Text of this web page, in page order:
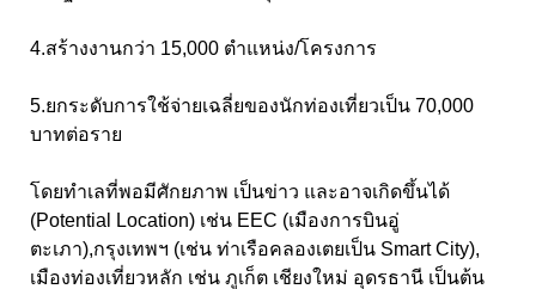
4.สร้างงานกว่า 15,000 ตำแหน่ง/โครงการ
5.ยกระดับการใช้จ่ายเฉลี่ยของนักท่องเที่ยวเป็น 70,000
บาทต่อราย
โดยทำเลที่พอมีศักยภาพ เป็นข่าว และอาจเกิดขึ้นได้
(Potential Location) เช่น EEC (เมืองการบินอู่
ตะเภา),กรุงเทพฯ (เช่น ท่าเรือคลองเตยเป็น Smart City),
เมืองท่องเที่ยวหลัก เช่น ภูเก็ต เชียงใหม่ อุดรธานี เป็นต้น